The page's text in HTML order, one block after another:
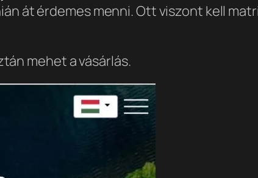
át érdemes menni. Ott viszont kell
mehet a vásárlás.